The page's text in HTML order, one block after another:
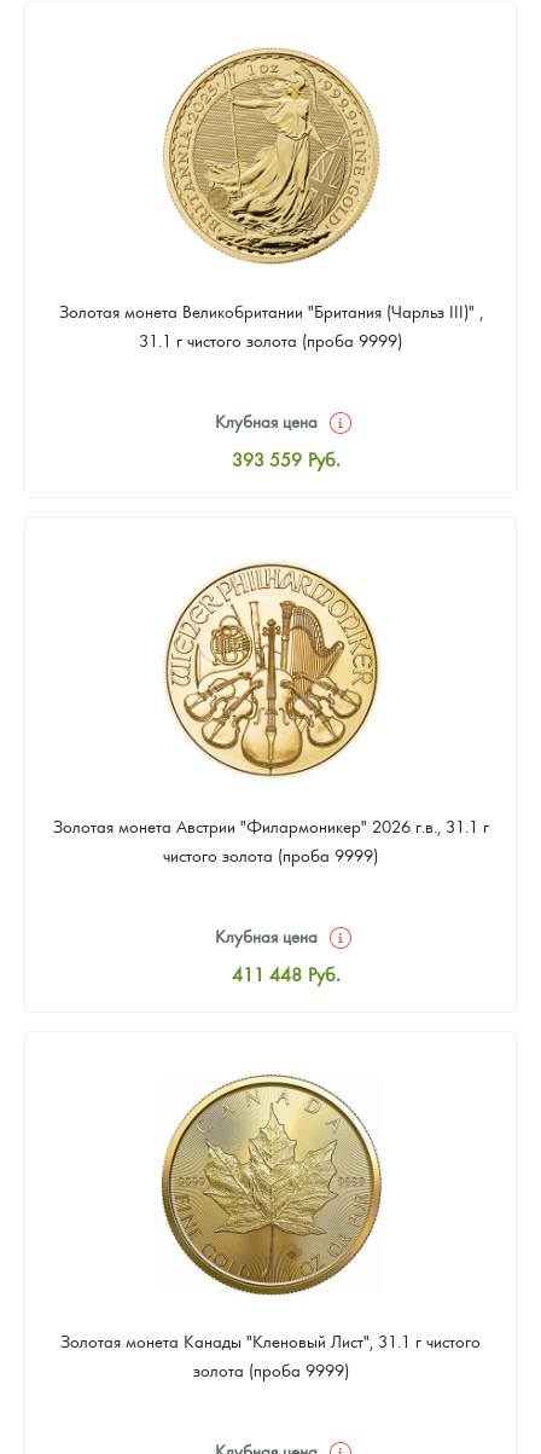
379 248 Руб.
Золотая монета Великобритании "Британия (Чарльз III)" ,
31.1 г чистого золота (проба 9999)
Клубная цена
393 559 Руб.
Цена выкупа
373 881 Руб.
Золотая монета Австрии "Филармоникер" 2026 г.в., 31.1 г
чистого золота (проба 9999)
Клубная цена
411 448 Руб.
Цена выкупа
379 248 Руб.
Золотая монета Канады "Кленовый Лист", 31.1 г чистого
золота (проба 9999)